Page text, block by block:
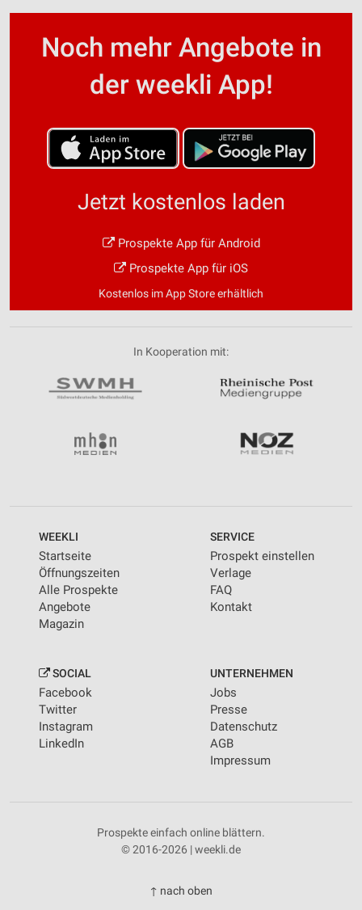
Noch mehr Angebote in
der weekli App!
Jetzt kostenlos laden
Prospekte App für Android
Prospekte App für iOS
Kostenlos im App Store erhältlich
In Kooperation mit:
WEEKLI
Startseite
Öffnungszeiten
Alle Prospekte
Angebote
Magazin
SERVICE
Prospekt einstellen
Verlage
FAQ
Kontakt
SOCIAL
Facebook
Twitter
Instagram
LinkedIn
UNTERNEHMEN
Jobs
Presse
Datenschutz
AGB
Impressum
Prospekte einfach online blättern.
© 2016-2026 | weekli.de
↑ nach oben